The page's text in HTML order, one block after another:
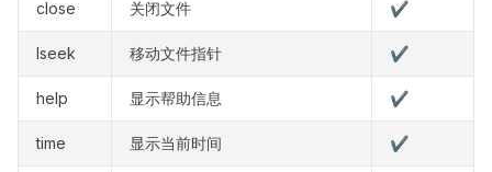
close 关闭文件 ✔️
lseek 移动文件指针 ✔️
help 显示帮助信息 ✔️
time 显示当前时间 ✔️